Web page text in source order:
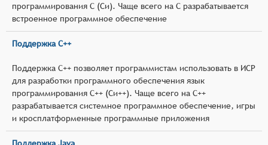
программирования C (Си). Чаще всего на C разрабатывается
встроенное программное обеспечение
Поддержка C++
Поддержка C++ позволяет программистам использовать в ИСР
для разработки программного обеспечения язык
программирования C++ (Си++). Чаще всего на C++
разрабатывается системное программное обеспечение, игры
и кросплатформенные программные приложения